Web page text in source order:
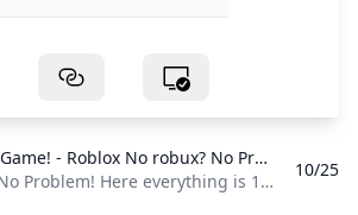
Free Items Game! - Roblox No robux? No Problem! Here everything is 100% FREE 100% of the time!! 😁 This game will either directly give you the free items or explain exactly how to get them! (let us know if were missing any free items) ⚠️ DISCLAIMER: We dont make these items and we cant make free items. Roblox makes them and we just put them in our game. Please consider this game a fan game made by fans of free items. 🥚 This game used to be the unofficial EggHunt in 2020. Credits: 🎵 Music by Roblox 📜 Scripter: AngelGoPokemon 🦖 Owner: Buildosaurus
No robux? No Problem! Here everything is 100% FREE, 100% of the time!! 😁 This game will either directly give you the free items, or explain exactly how to get them! (let us know if we’re missing any free items) ⚠️ DISCLAIMER: We don’t make these items, and we can’t make free items. Roblox makes them and we just put them in our game. Please consider this game a fan game made by fans of free items.
10/25